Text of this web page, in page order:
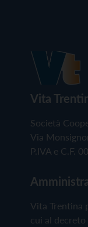
Vita
Società
Via
P.IVA e C.F.
Vita Trentina
cui al decreto